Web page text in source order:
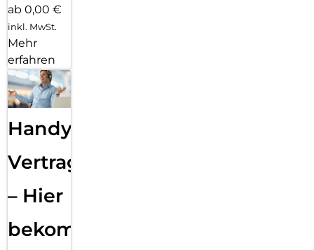
ab 0,00 €
inkl. MwSt.
Mehr
erfahren
Handy
Vertragsabwicklung
– Hier
bekommst